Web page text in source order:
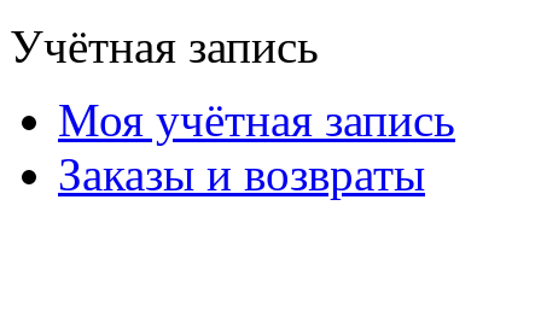
Учётная запись
Моя учётная запись
Заказы и возвраты